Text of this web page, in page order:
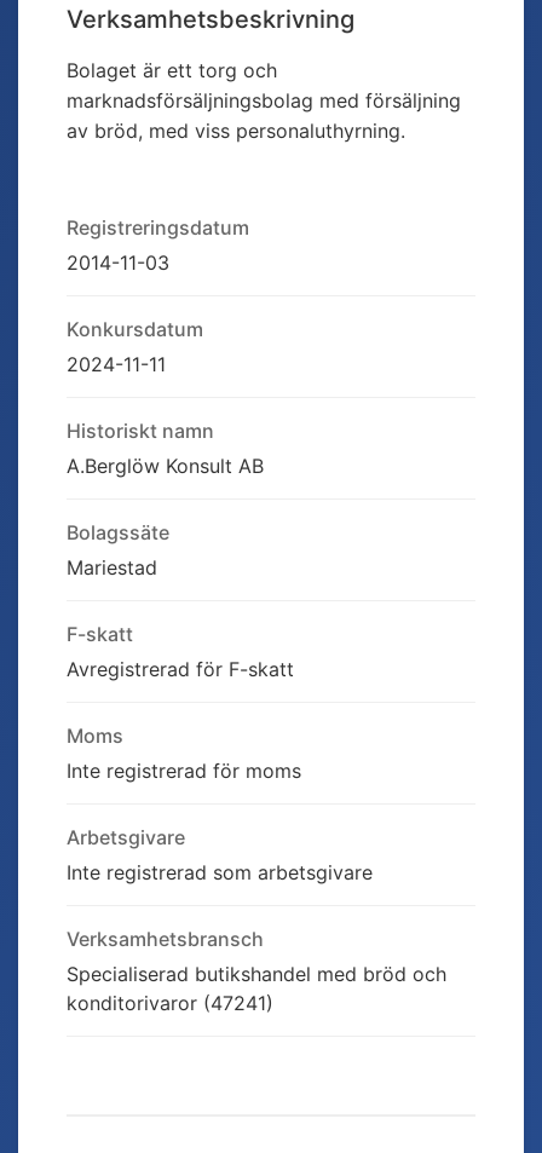
Verksamhetsbeskrivning
Bolaget är ett torg och
marknadsförsäljningsbolag med försäljning
av bröd, med viss personaluthyrning.
Registreringsdatum
2014-11-03
Konkursdatum
2024-11-11
Historiskt namn
A.Berglöw Konsult AB
Bolagssäte
Mariestad
F-skatt
Avregistrerad för F-skatt
Moms
Inte registrerad för moms
Arbetsgivare
Inte registrerad som arbetsgivare
Verksamhetsbransch
Specialiserad butikshandel med bröd och
konditorivaror (47241)